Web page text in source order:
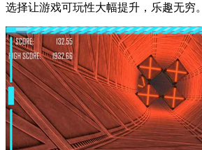
选择让游戏可玩性大幅提升，乐趣无穷。